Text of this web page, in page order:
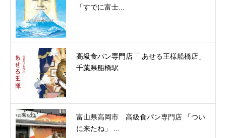
「すでに富士...
高級食パン専門店「 あせる王様船橋店」
千葉県船橋駅...
富山県高岡市 高級食パン専門店 「つい
に来たね」 ...